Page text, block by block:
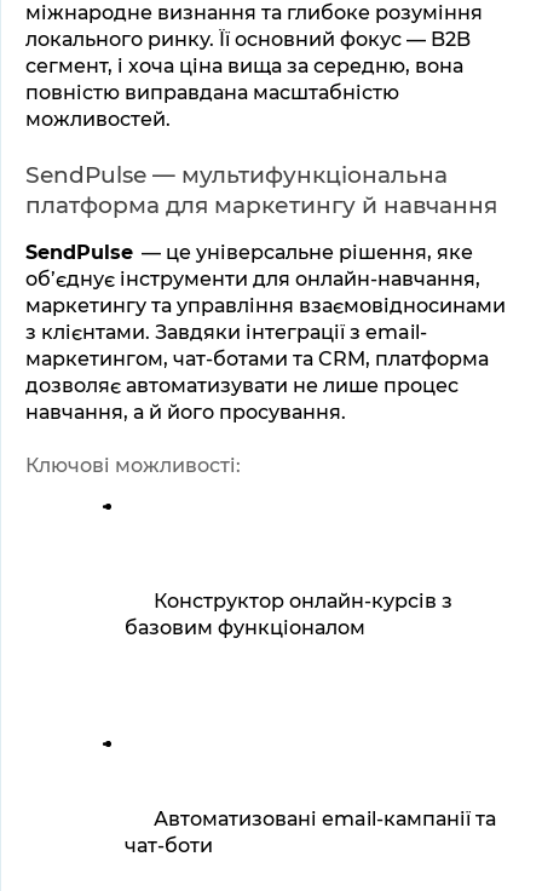
міжнародне визнання та глибоке розуміння
локального ринку. Її основний фокус — B2B
сегмент, і хоча ціна вища за середню, вона
повністю виправдана масштабністю
можливостей.
SendPulse — мультифункціональна
платформа для маркетингу й навчання
SendPulse — це універсальне рішення, яке
об’єднує інструменти для онлайн-навчання,
маркетингу та управління взаємовідносинами
з клієнтами. Завдяки інтеграції з email-
маркетингом, чат-ботами та CRM, платформа
дозволяє автоматизувати не лише процес
навчання, а й його просування.
Ключові можливості:
Конструктор онлайн-курсів з
базовим функціоналом
Автоматизовані email-кампанії та
чат-боти